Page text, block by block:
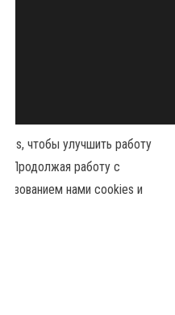
чтобы улучшить работу
Продолжая работу с
нами cookies и